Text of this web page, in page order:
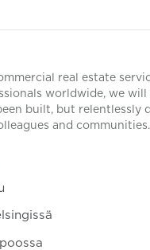
real estate
worldwide, we
built, but relentlessly
and communities.